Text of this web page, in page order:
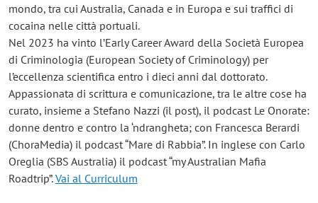
mondo, tra cui Australia, Canada e in Europa e sui traffici di
cocaina nelle città portuali.
Nel 2023 ha vinto l’Early Career Award della Società Europea
di Criminologia (European Society of Criminology) per
l’eccellenza scientifica entro i dieci anni dal dottorato.
Appassionata di scrittura e comunicazione, tra le altre cose ha
curato, insieme a Stefano Nazzi (il post), il podcast Le Onorate:
donne dentro e contro la ‘ndrangheta; con Francesca Berardi
(ChoraMedia) il podcast “Mare di Rabbia”. In inglese con Carlo
Oreglia (SBS Australia) il podcast “my Australian Mafia
Roadtrip”.Vai al Curriculum